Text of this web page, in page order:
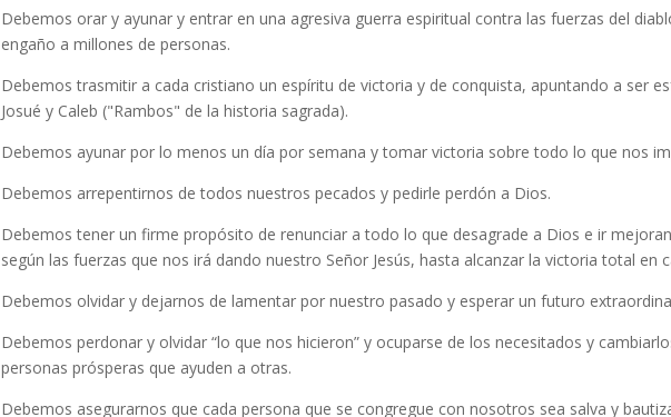
Debemos orar y ayunar y entrar en una agresiva guerra espiritual contra las fuerzas del
engaño a millones de personas.
Debemos trasmitir a cada cristiano un espíritu de victoria y de conquista, apuntando a ser
Josué y Caleb ("Rambos" de la historia sagrada).
Debemos ayunar por lo menos un día por semana y tomar victoria sobre todo lo que nos
Debemos arrepentirnos de todos nuestros pecados y pedirle perdón a Dios.
Debemos tener un firme propósito de renunciar a todo lo que desagrade a Dios e ir
según las fuerzas que nos irá dando nuestro Señor Jesús, hasta alcanzar la victoria total en
Debemos olvidar y dejarnos de lamentar por nuestro pasado y esperar un futuro
Debemos perdonar y olvidar “lo que nos hicieron” y ocuparse de los necesitados y
personas prósperas que ayuden a otras.
Debemos asegurarnos que cada persona que se congregue con nosotros sea salva y